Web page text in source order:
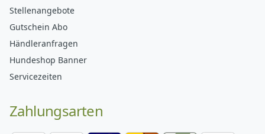
Stellenangebote
Gutschein Abo
Händleranfragen
Hundeshop Banner
Servicezeiten
Zahlungsarten